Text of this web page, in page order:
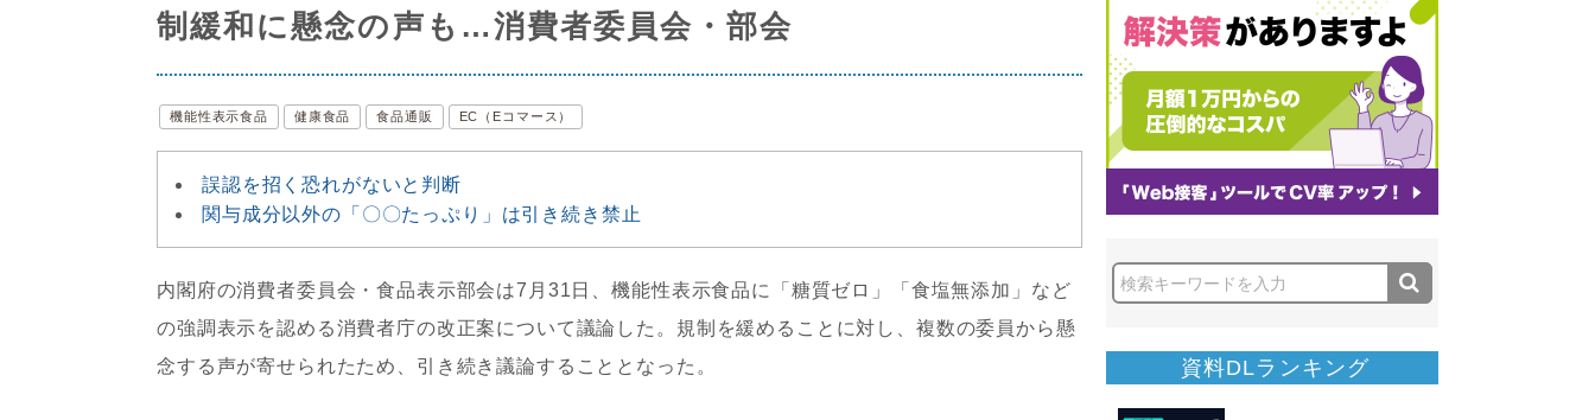
制緩和に懸念の声も…消費者委員会・部会
機能性表示食品 健康食品 食品通販 EC（Eコマース）
誤認を招く恐れがないと判断
関与成分以外の「〇〇たっぷり」は引き続き禁止
内閣府の消費者委員会・食品表示部会は7月31日、機能性表示食品に「糖質ゼロ」「食塩無添加」など
の強調表示を認める消費者庁の改正案について議論した。規制を緩めることに対し、複数の委員から懸
念する声が寄せられたため、引き続き議論することとなった。
資料DLランキング